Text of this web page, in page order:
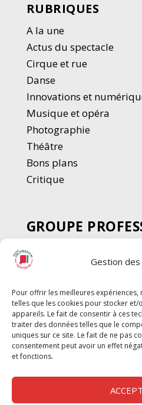
Gestion des
Pour offrir les meilleures
telles que les cookies pour stocker
appareils. Le fait de consentir à ces
traiter des données telles que le
uniques sur ce site. Le fait de ne pas
consentement peut avoir un effet
et fonctions.
RUBRIQUES
A la une
Actus du spectacle
Cirque et rue
Danse
Innovations et
Musique et opéra
Photographie
Théâtre
Bons plans
Critique
GROUPE
SPECTACLE
Chèque Intermittents
Chèque Compta
Chèque Emploi
G-Pods
Profession Audio-visuel